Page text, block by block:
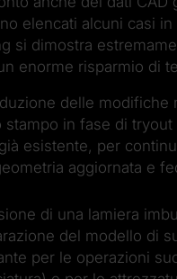
elencati alcuni casi
si dimostra
enorme risparmio di
delle modifiche
stampo in fase di
esistente, per
aggiornata e
di una lamiera
del modello di
per le operazioni